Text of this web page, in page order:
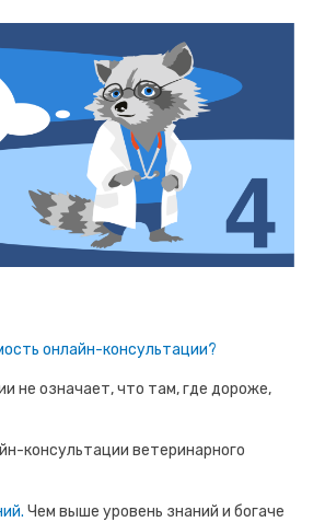
онлайн-консультации?
не означает, что там, где дороже,
консультации ветеринарного
Чем выше уровень знаний и богаче